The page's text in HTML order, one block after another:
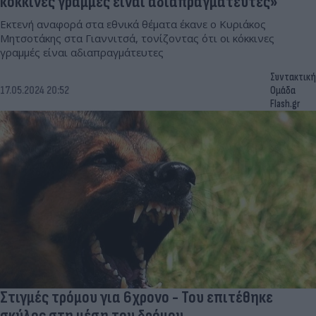
Εκτενή αναφορά στα εθνικά θέματα έκανε ο Κυριάκος
Μητσοτάκης στα Γιαννιτσά, τονίζοντας ότι οι κόκκινες
γραμμές είναι αδιαπραγμάτευτες
17.05.2024 20:52
Συντακτική
Ομάδα
Flash.gr
Στιγμές τρόμου για 6χρονο - Του επιτέθηκε